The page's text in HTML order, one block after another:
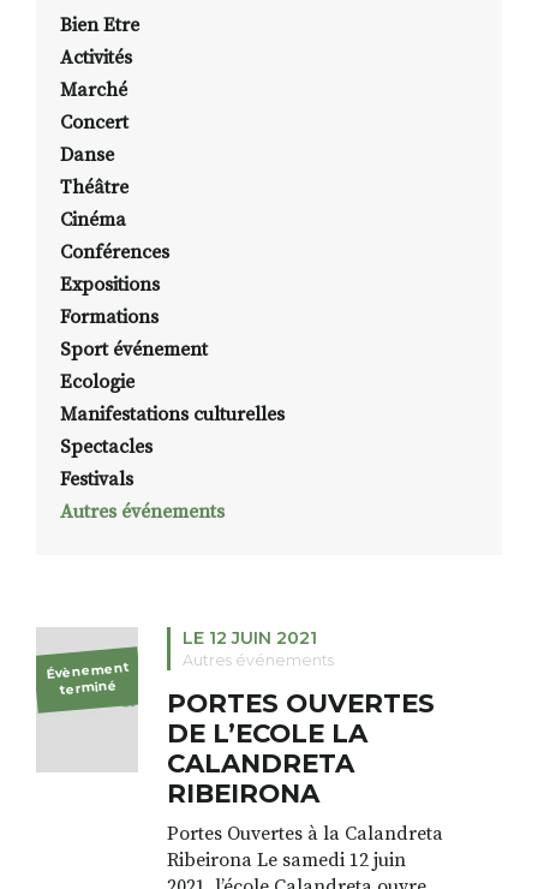
Bien Etre
Activités
Marché
Concert
Danse
Théâtre
Cinéma
Conférences
Expositions
Formations
Sport événement
Ecologie
Manifestations culturelles
Spectacles
Festivals
Autres événements
Évènement
terminé
LE 12 JUIN 2021
Autres événements
PORTES OUVERTES
DE L’ECOLE LA
CALANDRETA
RIBEIRONA
Portes Ouvertes à la Calandreta
Ribeirona Le samedi 12 juin